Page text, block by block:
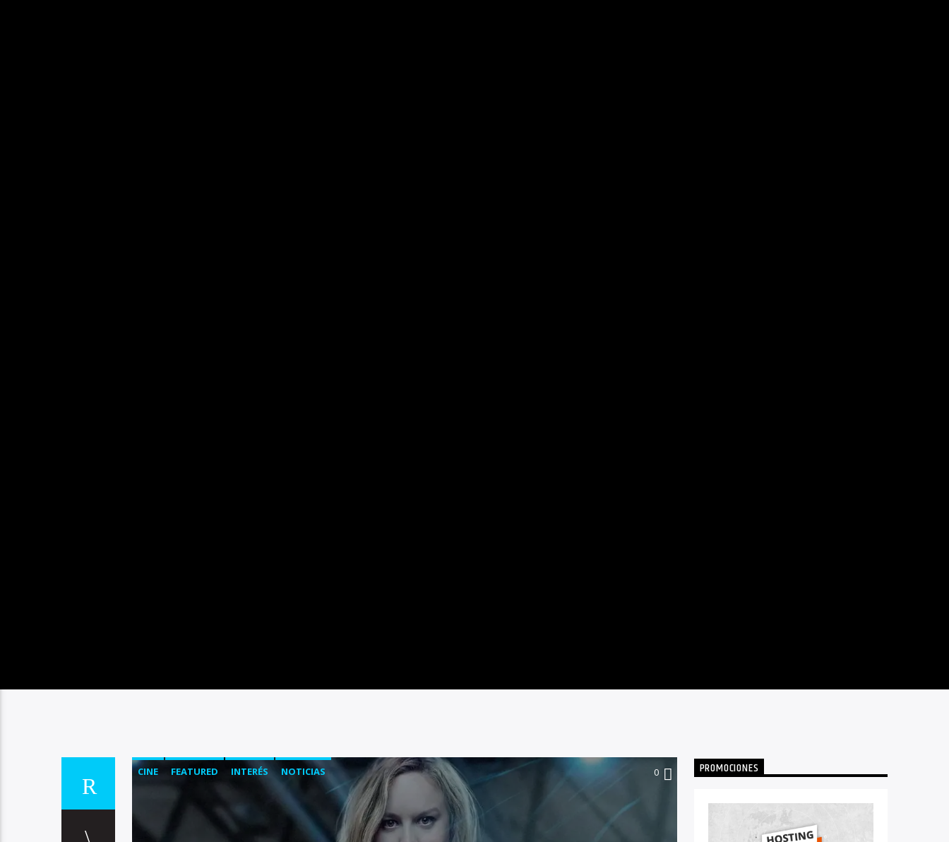
CINE FEATURED INTERÉS NOTICIAS 0 PROMOCIONES